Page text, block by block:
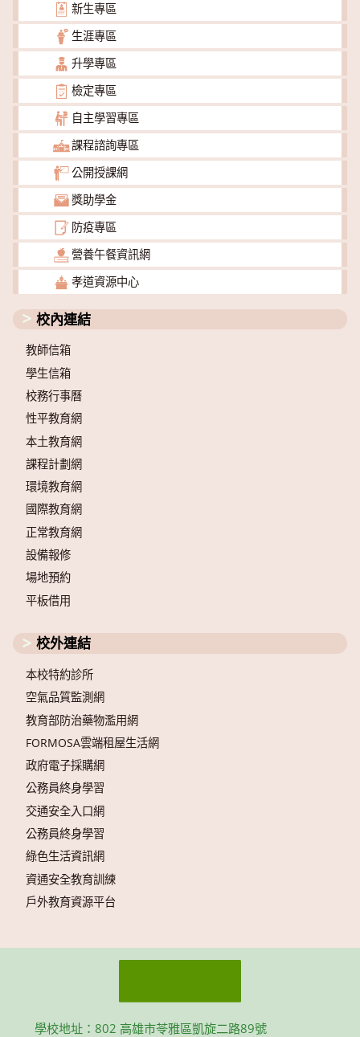
新生專區
生涯專區
升學專區
檢定專區
自主學習專區
課程諮詢專區
公開授課網
獎助學金
防疫專區
營養午餐資訊網
孝道資源中心
校內連結
教師信箱
學生信箱
校務行事曆
性平教育網
本土教育網
課程計劃網
環境教育網
國際教育網
正常教育網
設備報修
場地預約
平板借用
校外連結
本校特約診所
空氣品質監測網
教育部防治藥物濫用網
FORMOSA雲端租屋生活網
政府電子採購網
公務員終身學習
交通安全入口網
公務員終身學習
綠色生活資訊網
資通安全教育訓練
戶外教育資源平台
學校地址：802 高雄市苓雅區凱旋二路89號